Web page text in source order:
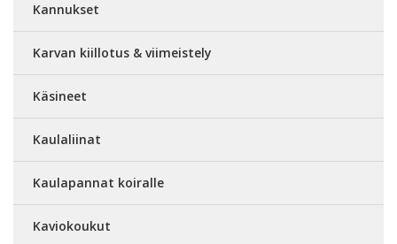
Kannukset
Karvan kiillotus & viimeistely
Käsineet
Kaulaliinat
Kaulapannat koiralle
Kaviokoukut